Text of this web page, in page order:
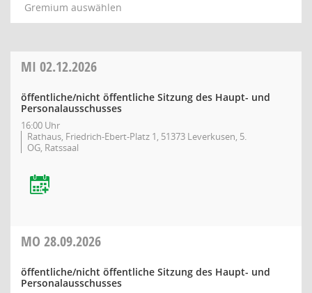
Gremium auswählen
MI 02.12.2026
öffentliche/nicht öffentliche Sitzung des Haupt- und
Personalausschusses
16:00 Uhr
Rathaus, Friedrich-Ebert-Platz 1, 51373 Leverkusen, 5.
OG, Ratssaal
MO 28.09.2026
öffentliche/nicht öffentliche Sitzung des Haupt- und
Personalausschusses